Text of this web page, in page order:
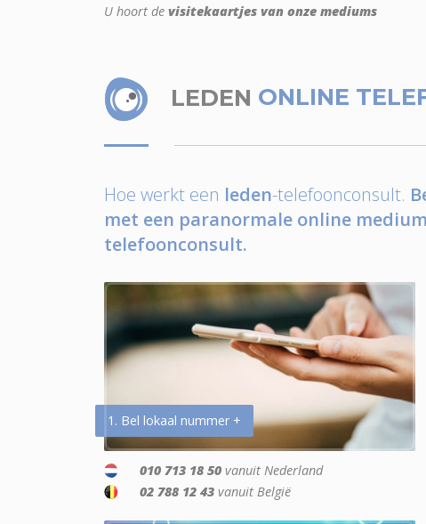
U hoort de visitekaartjes van onze mediums
LEDEN ONLINE
Hoe werkt een leden-telefoonconsult.
met een paranormale online
telefoonconsult.
1. Bel lokaal nummer +
010 713 18 50 vanuit Nederland
02 788 12 43 vanuit België